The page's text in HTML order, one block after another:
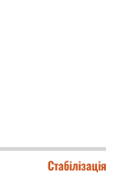
Стабілізація